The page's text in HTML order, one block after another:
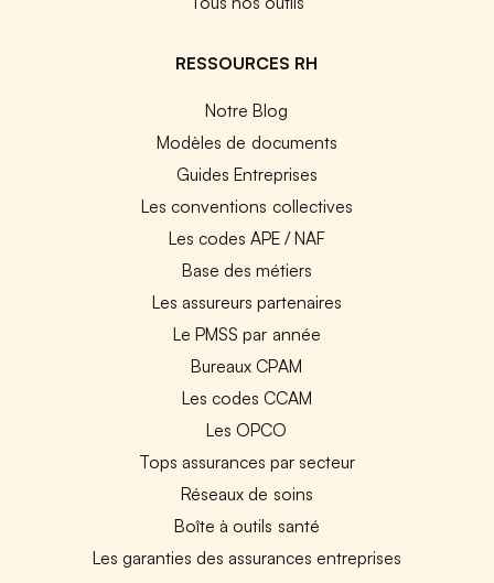
RESSOURCES RH
Notre Blog
Modèles de documents
Guides Entreprises
Les conventions collectives
Les codes APE / NAF
Base des métiers
Les assureurs partenaires
Le PMSS par année
Bureaux CPAM
Les codes CCAM
Les OPCO
Tops assurances par secteur
Réseaux de soins
Boîte à outils santé
Les garanties des assurances entreprises